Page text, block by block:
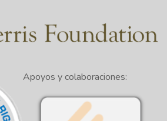
Apoyos y colaboraciones: